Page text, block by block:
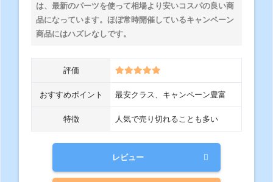
は、最新のパーツを使って相場より安いコスパの良い商
品になっています。ほぼ常時開催しているキャンペーン
商品にはハズレなしです。
評価
おすすめポイント 最安クラス、キャンペーン豊富
特徴 人気で売り切れることも多い
レビュー